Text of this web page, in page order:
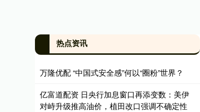
热点资讯
万隆优配 “中国式安全感”何以“圈粉”世界？
亿富道配资 日央行加息窗口再添变数：美伊
对峙升级推高油价，植田改口强调不确定性